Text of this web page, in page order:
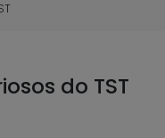
do TST